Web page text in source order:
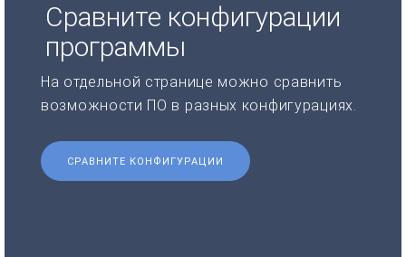
Сравните конфигурации
программы
На отдельной странице можно сравнить
возможности ПО в разных конфигурациях.
СРАВНИТЕ КОНФИГУРАЦИИ